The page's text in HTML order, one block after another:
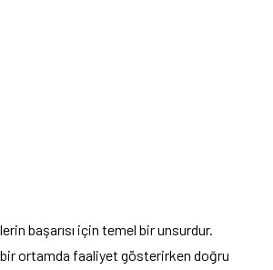
başarısı için temel bir unsurdur.
ortamda faaliyet gösterirken doğru